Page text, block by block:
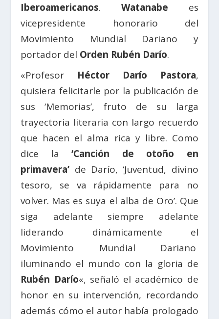
Iberoamericanos. Watanabe es
vicepresidente honorario del
Movimiento Mundial Dariano y
portador del Orden Rubén Darío.
«Profesor Héctor Darío Pastora,
quisiera felicitarle por la publicación de
sus ‘Memorias’, fruto de su larga
trayectoria literaria con largo recuerdo
que hacen el alma rica y libre. Como
dice la‘Canción de otoño en
primavera’ de Darío, ‘Juventud, divino
tesoro, se va rápidamente para no
volver. Mas es suya el alba de Oro’. Que
siga adelante siempre adelante
liderando dinámicamente el
Movimiento Mundial Dariano
iluminando el mundo con la gloria de
Rubén Darío«, señaló el académico de
honor en su intervención, recordando
además cómo el autor había prologado